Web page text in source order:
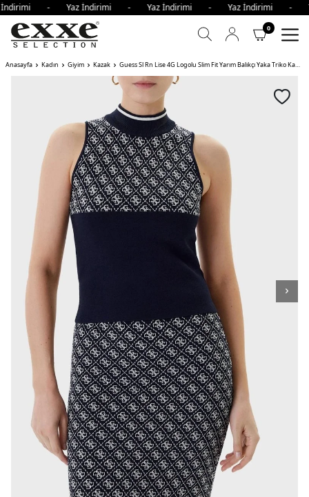
- Yaz İndirimi - Yaz İndirimi - Yaz
0
Anasayfa Kadın Giyim Kazak Guess Sl Rn Lise 4G Logolu Slim Fit Yarım Balıkçı Yaka Triko Kadın Kazak FBCF